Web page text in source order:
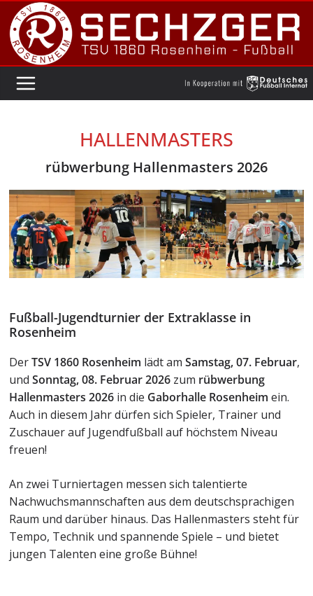
Zum
Inhalt
springen
HALLENMASTERS
rübwerbung Hallenmasters 2026
Fußball-Jugendturnier der Extraklasse in
Rosenheim
DerTSV 1860 Rosenheim lädt amSamstag, 07. Februar,
undSonntag, 08. Februar 2026 zum rübwerbung
Hallenmasters 2026 in die Gaborhalle Rosenheim ein.
Auch in diesem Jahr dürfen sich Spieler, Trainer und
Zuschauer auf Jugendfußball auf höchstem Niveau
freuen!
An zwei Turniertagen messen sich talentierte
Nachwuchsmannschaften aus dem deutschsprachigen
Raum und darüber hinaus. Das Hallenmasters steht für
Tempo, Technik und spannende Spiele – und bietet
jungen Talenten eine große Bühne!